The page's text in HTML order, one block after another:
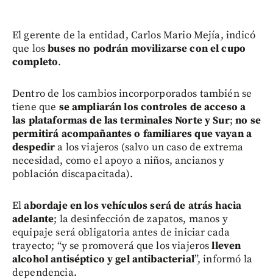
El gerente de la entidad, Carlos Mario Mejía, indicó
que losbusesno podrán movilizarse con el cupo
completo.
Dentro de los cambios incorporporados también se
tiene que se ampliarán los controles de acceso a
las plataformas de las terminales Norte y Sur;no se
permitirá acompañantes o familiares que vayan a
despedira los viajeros (salvo un caso de extrema
necesidad, como el apoyo a niños, ancianos y
población discapacitada).
Elabordaje en los vehículos será de atrás hacia
adelante; la desinfección de zapatos, manos y
equipaje será obligatoria antes de iniciar cada
trayecto; “y se promoverá que los viajeroslleven
alcohol antiséptico y gel antibacterial”, informó la
dependencia.